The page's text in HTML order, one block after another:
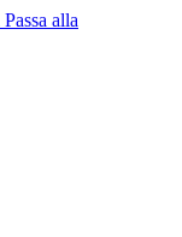
Passa alla